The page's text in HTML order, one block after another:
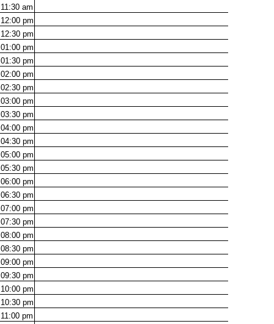
11:30 am
12:00 pm
12:30 pm
01:00 pm
01:30 pm
02:00 pm
02:30 pm
03:00 pm
03:30 pm
04:00 pm
04:30 pm
05:00 pm
05:30 pm
06:00 pm
06:30 pm
07:00 pm
07:30 pm
08:00 pm
08:30 pm
09:00 pm
09:30 pm
10:00 pm
10:30 pm
11:00 pm